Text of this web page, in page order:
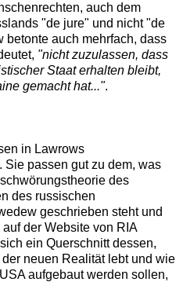
auch dem
"de jure" und nicht "de
betonte auch mehrfach, dass
"nicht zuzulassen, dass
Staat erhalten bleibt,
gemacht hat...".
in Lawrows
Sie passen gut zu dem, was
des
des russischen
geschrieben steht und
der Website von RIA
ein Querschnitt dessen,
neuen Realität lebt und wie
aufgebaut werden sollen,